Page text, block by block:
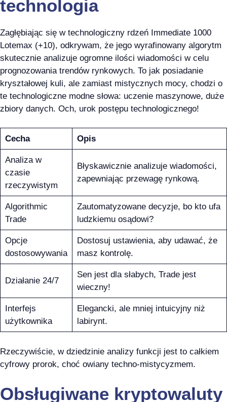
technologia
Zagłębiając się w technologiczny rdzeń Immediate 1000
Lotemax (+10), odkrywam, że jego wyrafinowany algorytm
skutecznie analizuje ogromne ilości wiadomości w celu
prognozowania trendów rynkowych. To jak posiadanie
kryształowej kuli, ale zamiast mistycznych mocy, chodzi o
te technologiczne modne słowa: uczenie maszynowe, duże
zbiory danych. Och, urok postępu technologicznego!
Cecha Opis
Analiza w
czasie
rzeczywistym
Błyskawicznie analizuje wiadomości,
zapewniając przewagę rynkową.
Algorithmic
Trade
Zautomatyzowane decyzje, bo kto ufa
ludzkiemu osądowi?
Opcje
dostosowywania
Dostosuj ustawienia, aby udawać, że
masz kontrolę.
Działanie 24/7
Sen jest dla słabych, Trade jest
wieczny!
Interfejs
użytkownika
Elegancki, ale mniej intuicyjny niż
labirynt.
Rzeczywiście, w dziedzinie analizy funkcji jest to całkiem
cyfrowy prorok, choć owiany techno-mistycyzmem.
Obsługiwane kryptowaluty